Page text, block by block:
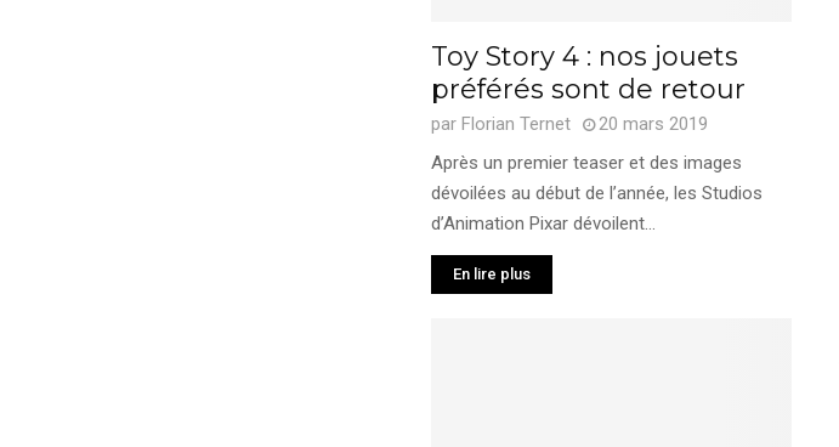
Toy Story 4 : nos jouets
préférés sont de retour
par Florian Ternet
20 mars 2019
Après un premier teaser et des images
dévoilées au début de l’année, les Studios
d’Animation Pixar dévoilent...
En lire plus